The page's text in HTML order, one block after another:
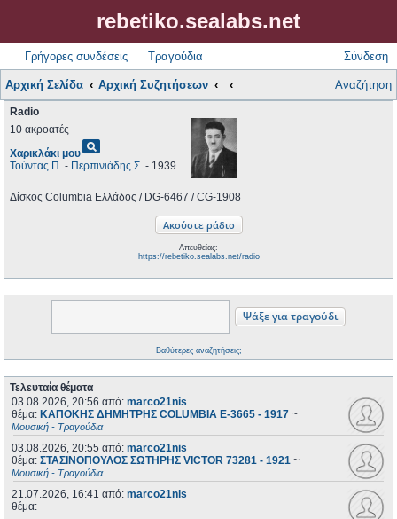
rebetiko.sealabs.net
Γρήγορες συνδέσεις Τραγούδια Σύνδεση
Αρχική Σελίδα Αρχική Συζητήσεων Αναζήτηση
Radio
10 ακροατές
Χαρικλάκι μουpageview
Τούντας Π. - Περπινιάδης Σ. - 1939
Δίσκος Columbia Ελλάδος / DG-6467 / CG-1908
Απευθείας:
https://rebetiko.sealabs.net/radio
Βαθύτερες αναζητήσεις;
Τελευταία θέματα
03.08.2026, 20:56 από: marco21nis
θέμα: ΚΑΠΟΚΗΣ ΔΗΜΗΤΡΗΣ COLUMBIA E-3665 - 1917 ~
Μουσική - Τραγούδια
03.08.2026, 20:55 από: marco21nis
θέμα: ΣΤΑΣΙΝΟΠΟΥΛΟΣ ΣΩΤΗΡΗΣ VICTOR 73281 - 1921 ~
Μουσική - Τραγούδια
21.07.2026, 16:41 από: marco21nis
θέμα: